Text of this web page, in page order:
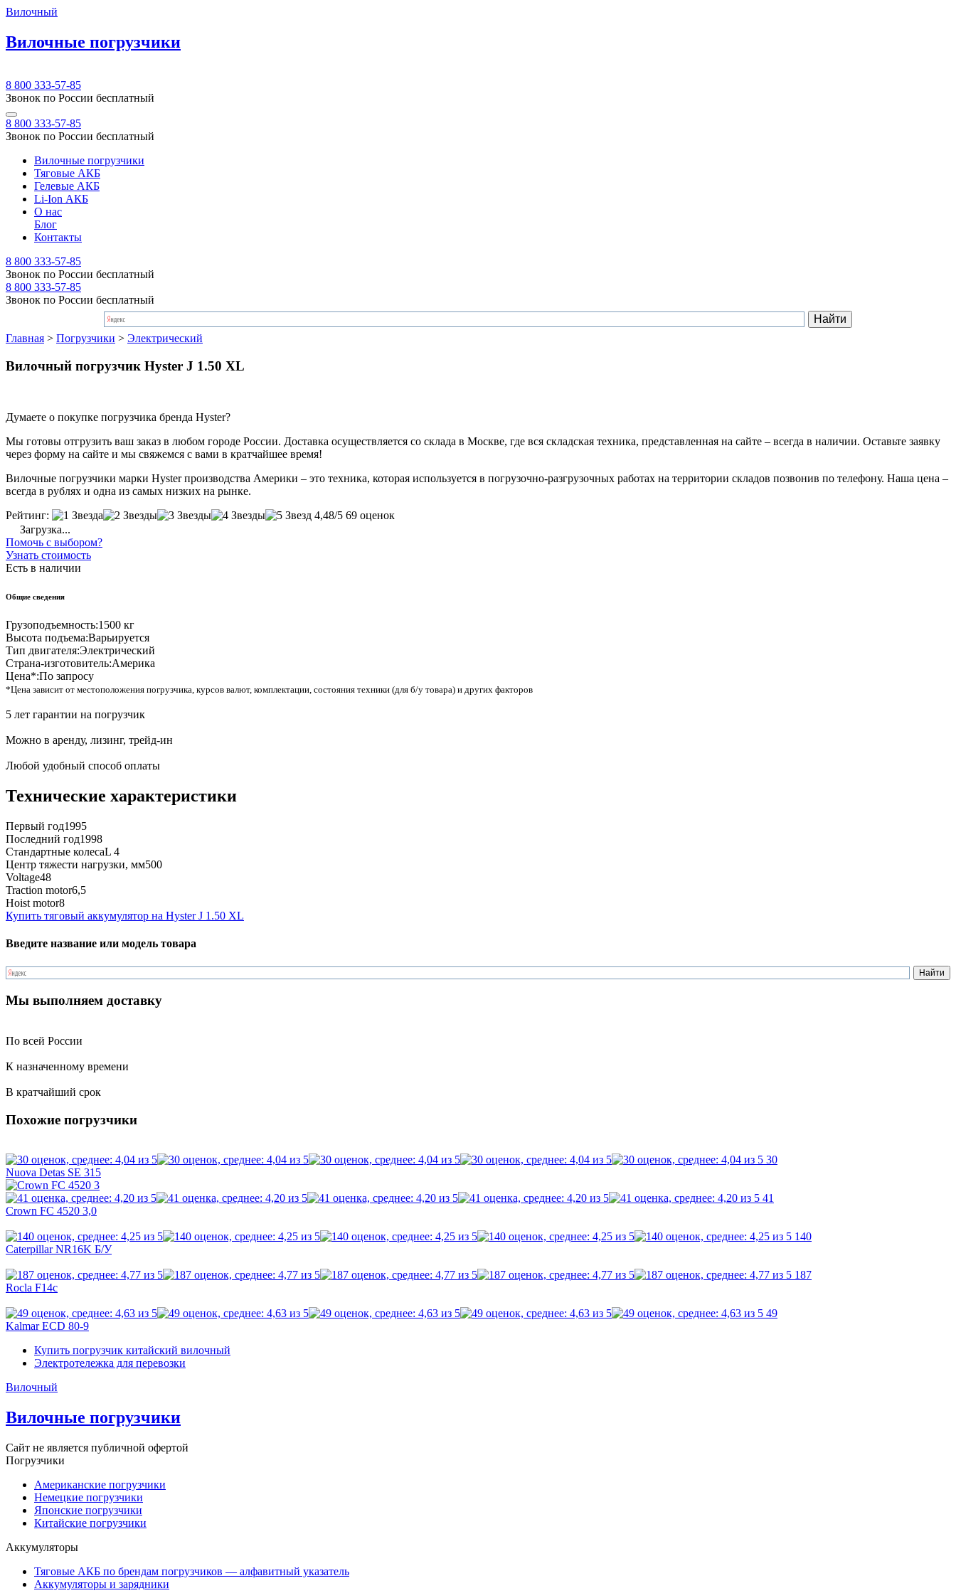
Вилочный
Вилочные погрузчики
8 800 333-57-85
Звонок по России бесплатный
8 800 333-57-85
Звонок по России бесплатный
Вилочные погрузчики
Тяговые АКБ
Гелевые АКБ
Li-Ion АКБ
О нас
Блог
Контакты
8 800 333-57-85
Звонок по России бесплатный
8 800 333-57-85
Звонок по России бесплатный
Главная > Погрузчики > Электрический
Вилочный погрузчик Hyster J 1.50 XL
Думаете о покупке погрузчика бренда Hyster?
Мы готовы отгрузить ваш заказ в любом городе России. Доставка осуществляется со склада в Москве, где вся складская техника, представленная на сайте – всегда в наличии. Оставьте заявку
через форму на сайте и мы свяжемся с вами в кратчайшее время!
Вилочные погрузчики марки Hyster производства Америки – это техника, которая используется в погрузочно-разгрузочных работах на территории складов позвонив по телефону. Наша цена –
всегда в рублях и одна из самых низких на рынке.
Рейтинг:
4,48/5 69 оценок
Загрузка...
Помочь с выбором?
Узнать стоимость
Есть в наличии
Общие сведения
Грузоподъемность:1500 кг
Высота подъема:Варьируется
Тип двигателя:Электрический
Страна-изготовитель:Америка
Цена*:По запросу
*Цена зависит от местоположения погрузчика, курсов валют, комплектации, состояния техники (для б/у товара) и других факторов
5 лет гарантии на погрузчик
Можно в аренду, лизинг, трейд-ин
Любой удобный способ оплаты
Технические характеристики
Первый год1995
Последний год1998
Стандартные колесаL 4
Центр тяжести нагрузки, мм500
Voltage48
Traction motor6,5
Hoist motor8
Купить тяговый аккумулятор на Hyster J 1.50 XL
Введите название или модель товара
Мы выполняем доставку
По всей России
К назначенному времени
В кратчайший срок
Похожие погрузчики
30
Nuova Detas SE 315
41
Crown FC 4520 3,0
140
Caterpillar NR16K Б/У
187
Rocla F14c
49
Kalmar ECD 80-9
Купить погрузчик китайский вилочный
Электротележка для перевозки
Вилочный
Вилочные погрузчики
Сайт не является публичной офертой
Погрузчики
Американские погрузчики
Немецкие погрузчики
Японские погрузчики
Китайские погрузчики
Аккумуляторы
Тяговые АКБ по брендам погрузчиков — алфавитный указатель
Аккумуляторы и зарядники